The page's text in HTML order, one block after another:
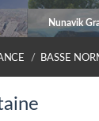
Nunavik
BASSE